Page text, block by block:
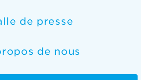
de presse
de nous